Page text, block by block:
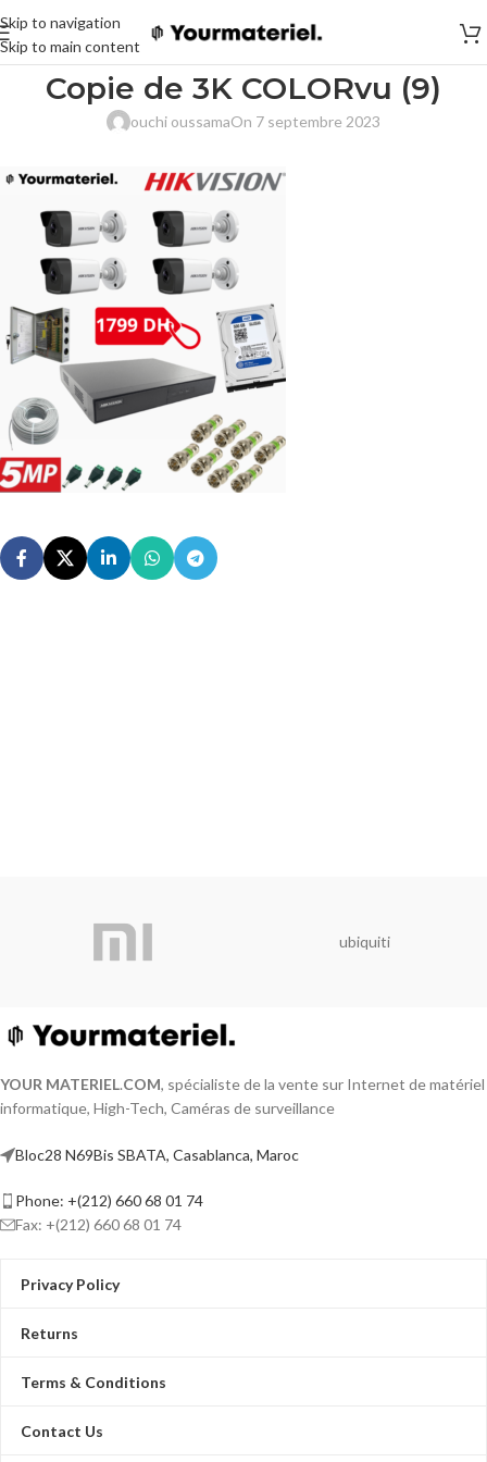
Skip to navigation
Skip to main content
Copie de 3K COLORvu (9)
ouchi oussamaOn 7 septembre 2023
ubiquiti
YOUR MATERIEL.COM, spécialiste de la vente sur Internet de matériel
informatique, High-Tech, Caméras de surveillance
Bloc28 N69Bis SBATA, Casablanca, Maroc
Phone: +(212) 660 68 01 74
Fax: +(212) 660 68 01 74
Privacy Policy
Returns
Terms & Conditions
Contact Us